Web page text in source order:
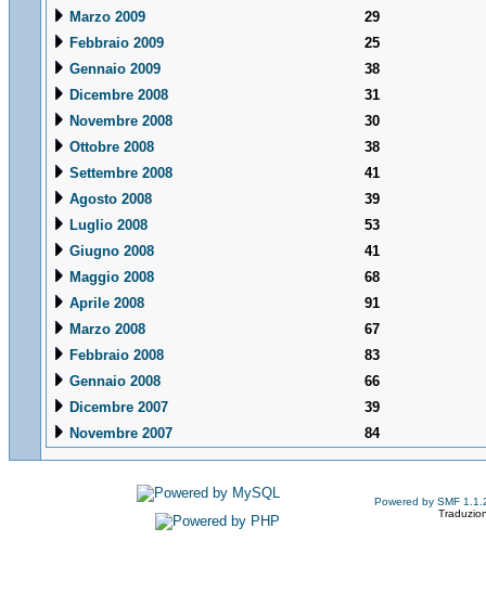
Marzo 2009
29
Febbraio 2009
25
Gennaio 2009
38
Dicembre 2008
31
Novembre 2008
30
Ottobre 2008
38
Settembre 2008
41
Agosto 2008
39
Luglio 2008
53
Giugno 2008
41
Maggio 2008
68
Aprile 2008
91
Marzo 2008
67
Febbraio 2008
83
Gennaio 2008
66
Dicembre 2007
39
Novembre 2007
84
Powered by SMF